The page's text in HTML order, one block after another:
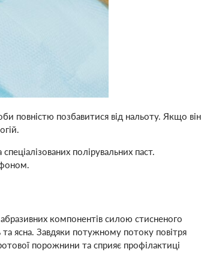
повністю позбавитися від нальоту. Якщо він
полірувальних паст.
компонентів силою стисненого
ясна. Завдяки потужному потоку повітря
порожнини та сприяє профілактиці